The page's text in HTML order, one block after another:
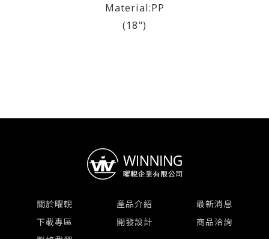
Material:PP
(18")
關於曜輗 產品介紹
最新消息
下載專區
開發設計
商品洽詢